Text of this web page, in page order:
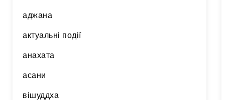
аджана
актуальні події
анахата
асани
вішуддха